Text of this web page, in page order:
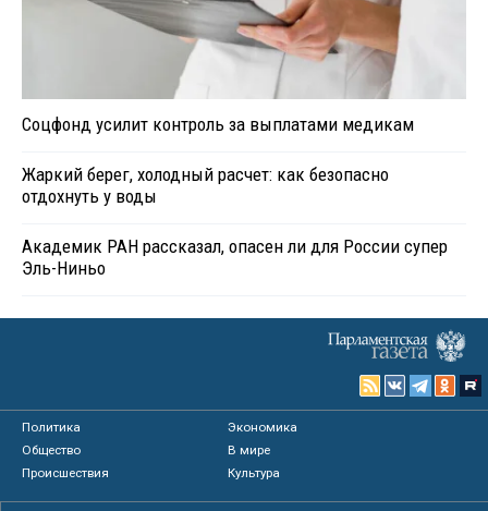
Соцфонд усилит контроль за выплатами медикам
Жаркий берег, холодный расчет: как безопасно
отдохнуть у воды
Академик РАН рассказал, опасен ли для России супер
Эль-Ниньо
Политика
Экономика
Общество
В мире
Происшествия
Культура